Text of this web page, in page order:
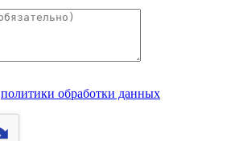
политики обработки данных